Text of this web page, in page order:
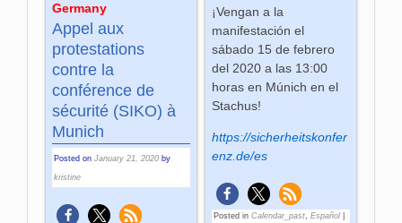
¡Vengan a la
manifestación el
sábado 15 de febrero
del 2020 a las 13:00
horas en Múnich en el
Stachus!
https://sicherheitskonfer
enz.de/es
Posted in Calendar_past, Español|
Germany
Appel aux
protestations
contre la
conférence de
sécurité (SIKO) à
Munich
Posted onJanuary 21, 2020 by
kristine